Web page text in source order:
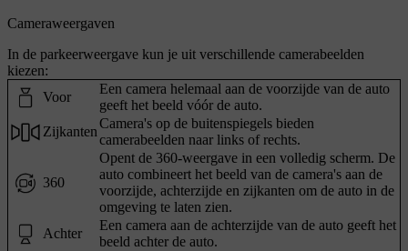
Cameraweergaven
In de parkeerweergave kun je uit verschillende camerabeelden
kiezen:
Voor
Een camera helemaal aan de voorzijde van de auto
geeft het beeld vóór de auto.
Zijkanten
Camera's op de buitenspiegels bieden
camerabeelden naar links of rechts.
360
Opent de 360-weergave in een volledig scherm. De
auto combineert het beeld van de camera's aan de
voorzijde, achterzijde en zijkanten om de auto in de
omgeving te laten zien.
Achter
Een camera aan de achterzijde van de auto geeft het
beeld achter de auto.